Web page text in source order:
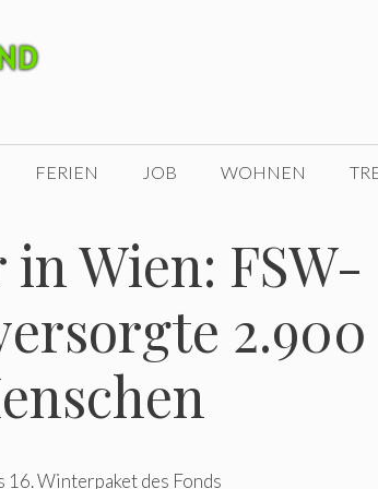
FERIEN JOB WOHNEN
Wien: FSW-
2.900
Winterpaket des Fonds